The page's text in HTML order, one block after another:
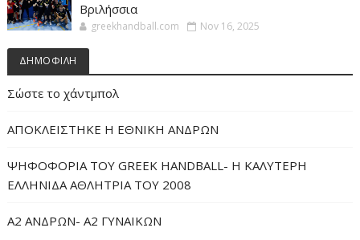
Βριλήσσια
greekhandball.com Nov 16, 2025
ΔΗΜΟΦΙΛΗ
Σώστε το χάντμπολ
ΑΠΟΚΛΕΙΣΤΗΚΕ Η ΕΘΝΙΚΗ ΑΝΔΡΩΝ
ΨΗΦΟΦΟΡΙΑ ΤΟΥ GREEK HANDBALL- H ΚΑΛΥΤΕΡΗ
ΕΛΛΗΝΙΔΑ ΑΘΛΗΤΡΙΑ ΤΟΥ 2008
Α2 ΑΝΔΡΩΝ- Α2 ΓΥΝΑΙΚΩΝ